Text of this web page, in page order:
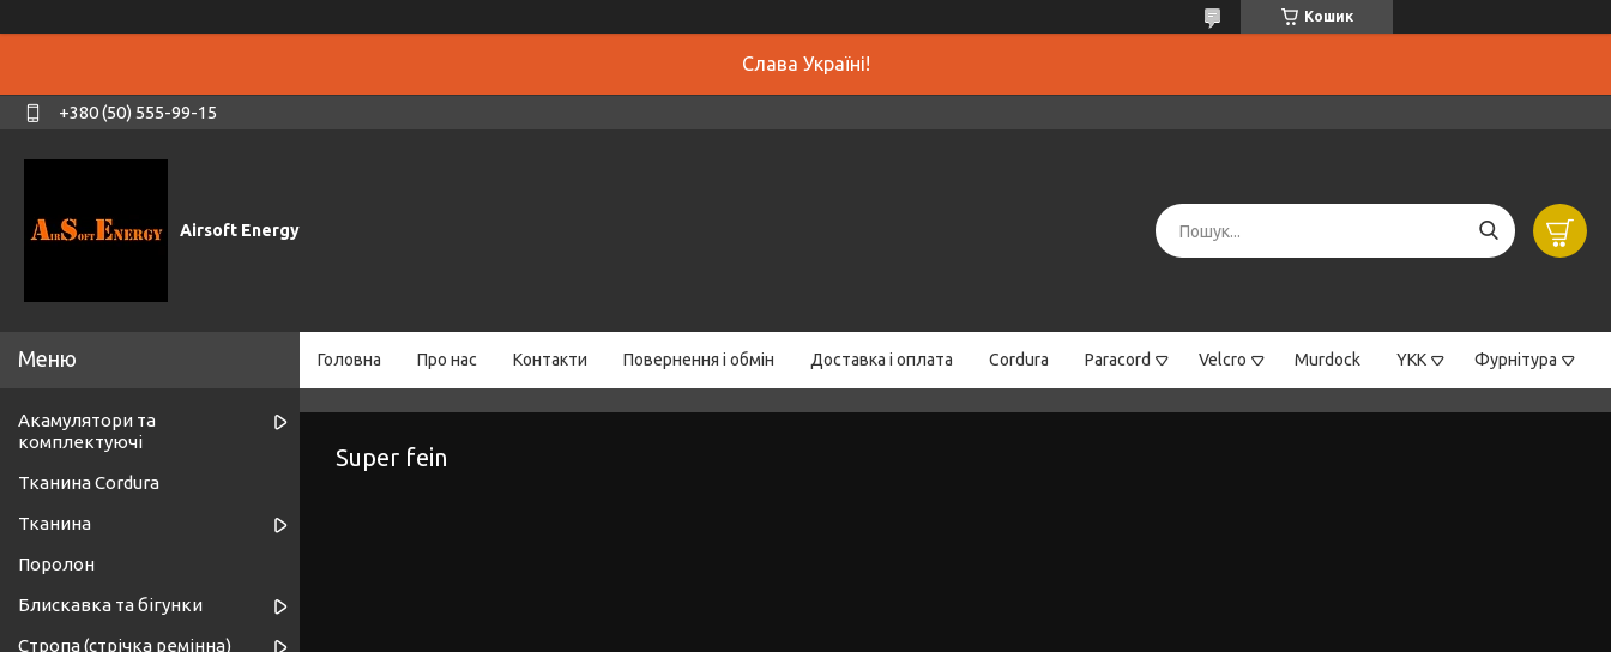
Кошик
Слава Україні!
+380 (50) 555-99-15
Airsoft Energy
Головна Про нас Контакти Повернення і обмін Доставка і оплата Cordura Paracord Velcro Murdock YKK Фурнітура
Super fein
Акамулятори та
комплектуючі
Тканина Cordura
Тканина
Поролон
Блискавка та бігунки
Стропа (стрічка ремінна)